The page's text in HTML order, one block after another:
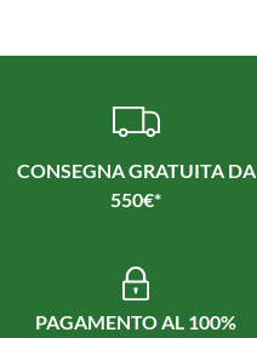
CONSEGNA GRATUITA DA
550€*
PAGAMENTO AL 100%